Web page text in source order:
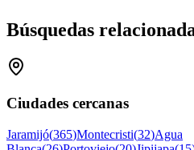
Búsquedas
Ciudades cercanas
Jaramijó(365)Montecristi(32)Agua